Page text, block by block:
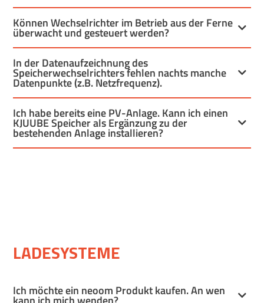
Können Wechselrichter im Betrieb aus der Ferne
überwacht und gesteuert werden?
In der Datenaufzeichnung des
Speicherwechselrichters fehlen nachts manche
Datenpunkte (z.B. Netzfrequenz).
Ich habe bereits eine PV-Anlage. Kann ich einen
KJUUBE Speicher als Ergänzung zu der
bestehenden Anlage installieren?
LADESYSTEME
Ich möchte ein neoom Produkt kaufen. An wen